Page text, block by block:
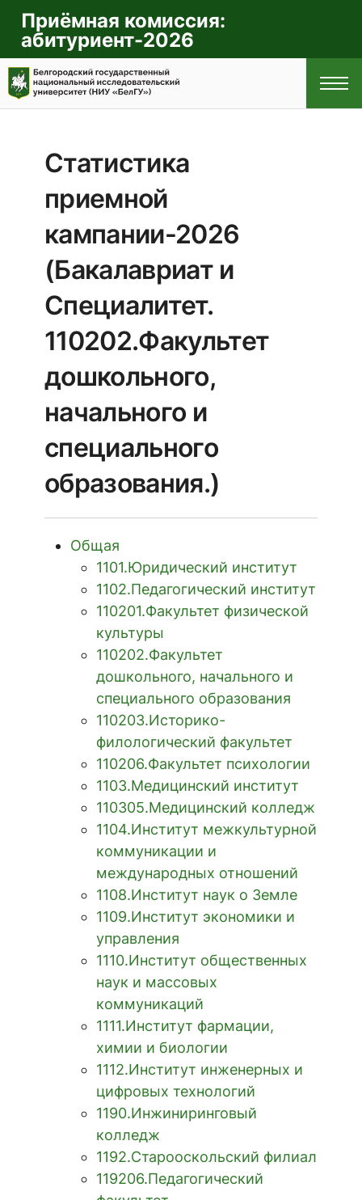
Приёмная комиссия:
абитуриент-2026
ГЛАВНАЯ
ПРИЁМА
СПЕЦИАЛЬНОСТИ
ЭКЗАМЕНЫ
СТОИМОСТЬ
ОБУЧЕНИЯ
В ПОМОЩЬ
АБИТУРИЕНТУ
ЭЛЕКТРОННАЯ
Статистика
приемной
кампании-2026
(Бакалавриат и
Специалитет.
110202.Факультет
дошкольного,
начального и
специального
образования.)
Общая
1101.Юридический институт
1102.Педагогический институт
110201.Факультет физической
культуры
110202.Факультет
дошкольного, начального и
специального образования
110203.Историко-
филологический факультет
110206.Факультет психологии
1103.Медицинский институт
110305.Медицинский колледж
1104.Институт межкультурной
коммуникации и
международных отношений
1108.Институт наук о Земле
1109.Институт экономики и
управления
1110.Институт общественных
наук и массовых
коммуникаций
1111.Институт фармации,
химии и биологии
1112.Институт инженерных и
цифровых технологий
1190.Инжиниринговый
колледж
1192.Старооскольский филиал
119206.Педагогический